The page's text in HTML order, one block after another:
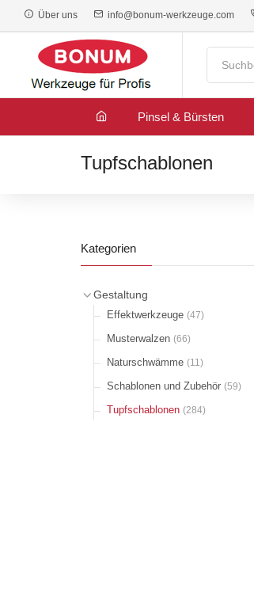
Über uns info@bonum-werkzeuge.com
Pinsel & Bürsten
Tupfschablonen
Kategorien
Gestaltung
Effektwerkzeuge (47)
Musterwalzen (66)
Naturschwämme (11)
Schablonen und Zubehör (59)
Tupfschablonen (284)